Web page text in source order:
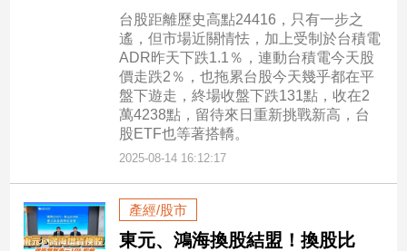
稿
專
台股距離歷史高點24416，只有一步之
遙，但市場近關情怯，加上受制於台積電
ADR昨天下跌1.1％，連動台積電今天股
價走跌2％，也拖累台股今天幾乎都在平
盤下遊走，終場收盤下跌131點，收在2
萬4238點，留待來日重新挑戰新高，台
股ETF也等著搭轎。
2025-08-14 16:12:17
產經/股市
東元、鴻海換股結盟！換股比